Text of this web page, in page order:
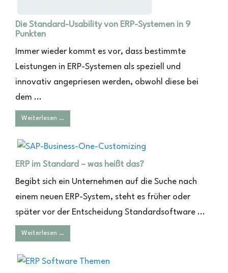
Die Standard-Usability von ERP-Systemen in 9
Punkten
Immer wieder kommt es vor, dass bestimmte
Leistungen in ERP-Systemen als speziell und
innovativ angepriesen werden, obwohl diese bei
dem ...
Weiterlesen …
ERP im Standard – was heißt das?
Begibt sich ein Unternehmen auf die Suche nach
einem neuen ERP-System, steht es früher oder
später vor der Entscheidung Standardsoftware ...
Weiterlesen …